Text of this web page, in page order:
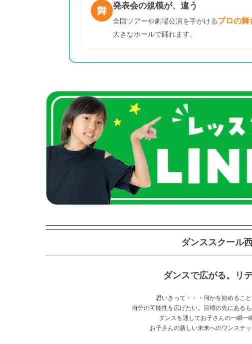
舞 発表会の規模が、違う
全国ツアーや劇場公演を手がけるプロの舞
大きなホールで踊れます。
ダンススクール
ダンスで広がる。リ
思いきって・・・何かを始めるこ
自分の可能性を広げたい。目標の先にあるも
ダンスを通してお子さんの一瞬一
お子さんの新しい未来へのワンステ